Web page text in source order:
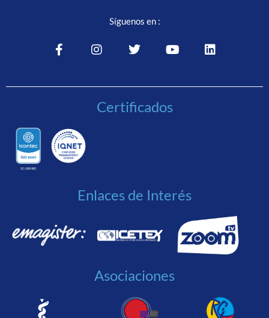
Síguenos en :
Certificados
Enlaces de Interés
Asociaciones